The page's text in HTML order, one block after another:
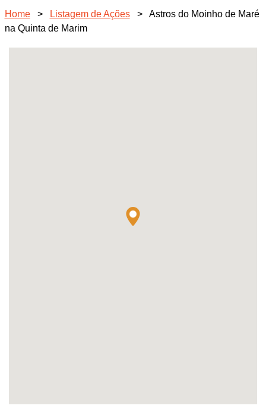
Home > Listagem de Ações >
Astros do Moinho de Maré
na Quinta de Marim